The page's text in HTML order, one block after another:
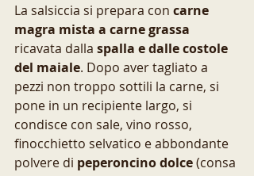
La salsiccia si prepara con carne
magra mista a carne grassa
ricavata dalla spalla e dalle costole
del maiale. Dopo aver tagliato a
pezzi non troppo sottili la carne, si
pone in un recipiente largo, si
condisce con sale, vino rosso,
finocchietto selvatico e abbondante
polvere di peperoncino dolce (consa